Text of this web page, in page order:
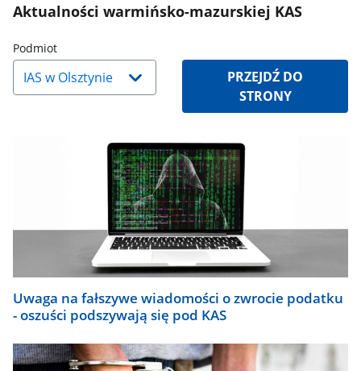
Aktualności warmińsko-mazurskiej KAS
PodmiotNaciśnij
strzałkę
w
dół,
odpowiednią
zaktualizują
automatycznie.
PRZEJDŹ DO
STRONY
Uwaga na fałszywe wiadomości o zwrocie podatku
- oszuści podszywają się pod KAS